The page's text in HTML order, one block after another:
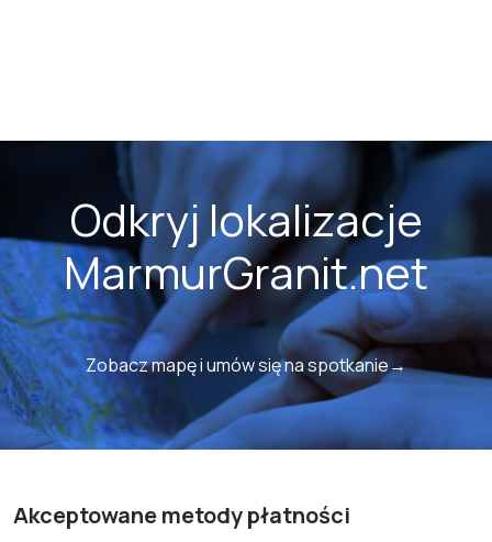
Odkryj lokalizacje
MarmurGranit.net
Zobacz mapę i umów się na spotkanie→
Akceptowane metody płatności